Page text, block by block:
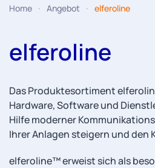
Home Angebot elferoline
elferoline
Das Produktesortiment
Hardware, Software und
Hilfe moderner
Ihrer Anlagen steigern und den
elferoline™ erweist sich als